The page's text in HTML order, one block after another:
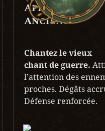
Appel des
Anciens
Chantez le vieux
chant de guerre.
l’attention des
proches. Dégâts
Défense renforcée.